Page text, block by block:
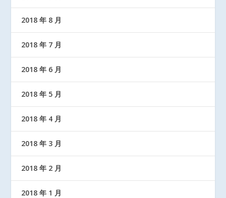
2018 年 8 月
2018 年 7 月
2018 年 6 月
2018 年 5 月
2018 年 4 月
2018 年 3 月
2018 年 2 月
2018 年 1 月